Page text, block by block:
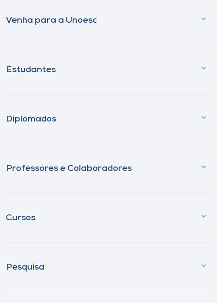
Venha para a Unoesc
Estudantes
Diplomados
Professores e Colaboradores
Cursos
Pesquisa